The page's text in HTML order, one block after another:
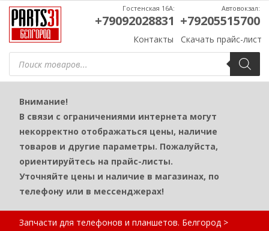
Поиск
товаров
Контакты Скачать прайс-лист
Гостенская 16А:
+79092028831
Автовокзал:
+79205515700
Внимание!
В связи с ограничениями интернета могут
некорректно отображаться цены, наличие
товаров и другие параметры. Пожалуйста,
ориентируйтесь на прайс-листы.
Уточняйте цены и наличие в магазинах, по
телефону или в мессенджерах!
Запчасти для телефонов и планшетов. Белгород >